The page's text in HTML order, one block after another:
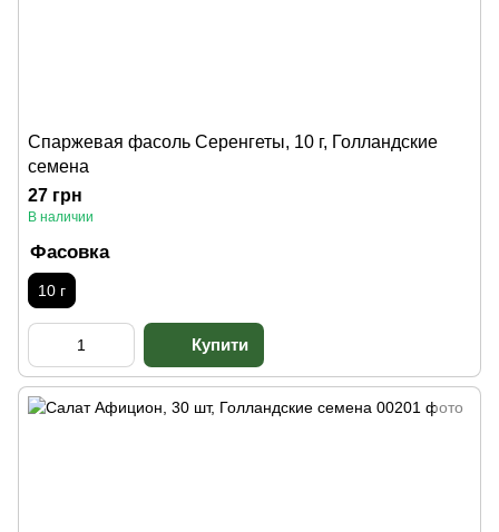
Спаржевая фасоль Серенгеты, 10 г, Голландские
семена
27 грн
В наличии
Фасовка
10 г